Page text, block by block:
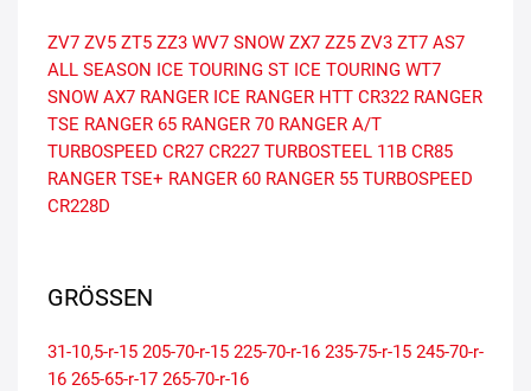
ZV7 ZV5 ZT5 ZZ3 WV7 SNOW ZX7 ZZ5 ZV3 ZT7 AS7
ALL SEASON ICE TOURING ST ICE TOURING WT7
SNOW AX7 RANGER ICE RANGER HTT CR322 RANGER
TSE RANGER 65 RANGER 70 RANGER A/T
TURBOSPEED CR27 CR227 TURBOSTEEL 11B CR85
RANGER TSE+ RANGER 60 RANGER 55 TURBOSPEED
CR228D
GRÖSSEN
31-10,5-r-15 205-70-r-15 225-70-r-16 235-75-r-15 245-70-r-
16 265-65-r-17 265-70-r-16